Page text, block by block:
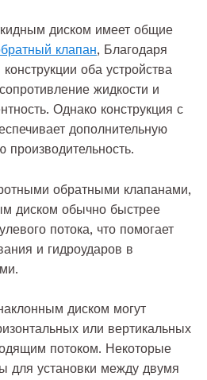
диском имеет общие
клапан, Благодаря
оба устройства
жидкости и
Однако конструкция с
дополнительную
производительность.
обратными клапанами,
диском обычно быстрее
потока, что помогает
и гидроударов в
диском могут
или вертикальных
потоком. Некоторые
для установки между двумя